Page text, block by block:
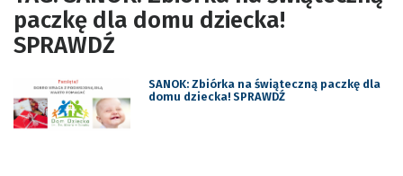
paczkę dla domu dziecka!
SPRAWDŹ
SANOK: Zbiórka na świąteczną paczkę dla
domu dziecka! SPRAWDŹ